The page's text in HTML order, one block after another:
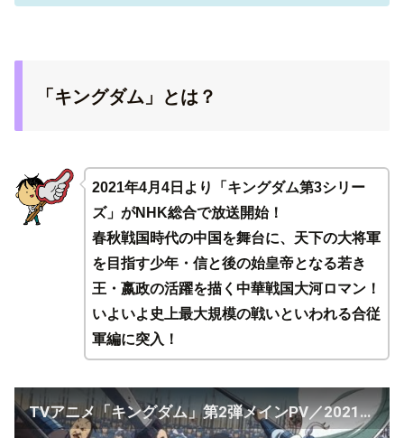
「キングダム」とは？
2021年4月4日より「キングダム第3シリー
ズ」がNHK総合で放送開始！
春秋戦国時代の中国を舞台に、天下の大将軍
を目指す少年・信と後の始皇帝となる若き
王・嬴政の活躍を描く中華戦国大河ロマン！
いよいよ史上最大規模の戦いといわれる合従
軍編に突入！
TVアニメ「キングダム」第2弾メインPV／2021年4月4日（日）24:10～NHK総合にて放送開始！